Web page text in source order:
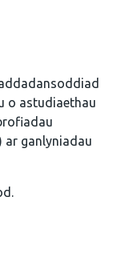
o astudiaethau
ar ganlyniadau